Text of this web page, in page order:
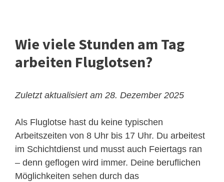
Wie viele Stunden am Tag
arbeiten Fluglotsen?
Zuletzt aktualisiert am 28. Dezember 2025
Als Fluglotse hast du keine typischen
Arbeitszeiten von 8 Uhr bis 17 Uhr. Du arbeitest
im Schichtdienst und musst auch Feiertags ran
– denn geflogen wird immer. Deine beruflichen
Möglichkeiten sehen durch das